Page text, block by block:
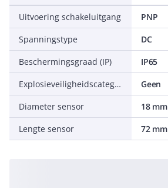
Uitvoering schakeluitgang
PNP
Spanningstype
DC
Beschermingsgraad (IP)
IP65
Explosieveiligheidscategorie voor stof
Geen
Diameter sensor
18 mm
Lengte sensor
72 mm